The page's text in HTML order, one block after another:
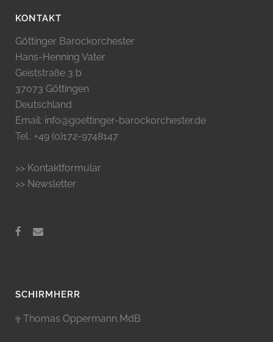
KONTAKT
Göttinger Barockorchester
Hans-Henning Vater
Geiststraße 3 b
37073 Göttingen
Deutschland
Email: info@goettinger-barockorchester.de
Tel.: +49 (0)172-9748147
>> Kontaktformular
>> Newsletter
SCHIRMHERR
Thomas Oppermann,MdB